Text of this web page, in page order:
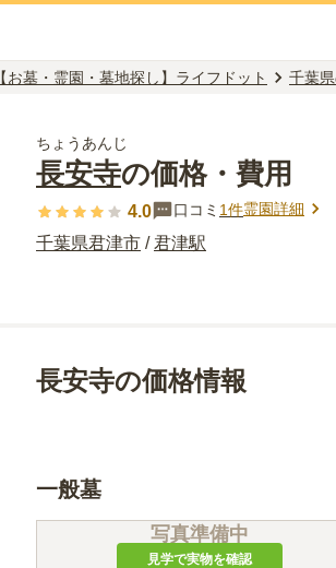
【お墓・霊園・墓地探し】ライフドット 千葉
ちょうあんじ
長安寺の価格・費用
4.0 口コミ 1件霊園詳細
千葉県君津市 /君津駅
長安寺の価格情報
一般墓
写真準備中
見学で実物を確認